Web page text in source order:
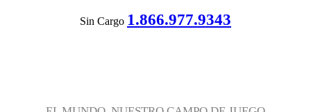
Sin Cargo 1.866.977.9343